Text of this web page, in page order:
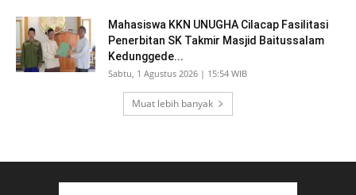
Mahasiswa KKN UNUGHA Cilacap Fasilitasi
Penerbitan SK Takmir Masjid Baitussalam
Kedunggede...
Sabtu, 1 Agustus 2026 | 15:54 WIB
Muat lebih banyak